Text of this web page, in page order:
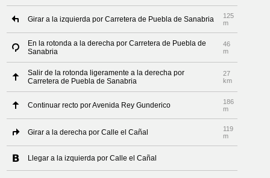
Girar a la izquierda por Carretera de Puebla de Sanabria
125
m
En la rotonda a la derecha por Carretera de Puebla de
Sanabria
46
m
Salir de la rotonda ligeramente a la derecha por
Carretera de Puebla de Sanabria
27
km
Continuar recto por Avenida Rey Gunderico
186
m
Girar a la derecha por Calle el Cañal
119
m
Llegar a la izquierda por Calle el Cañal